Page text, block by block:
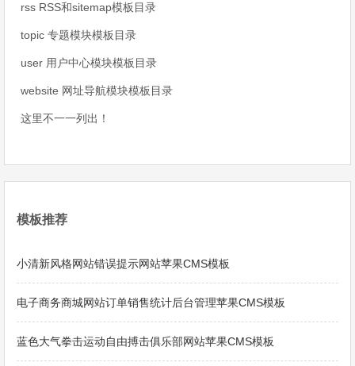
rss RSS和sitemap模板目录
topic 专题模块模板目录
user 用户中心模块模板目录
website 网址导航模块模板目录
这里不一一列出！
模板推荐
小清新风格网站错误提示网站苹果CMS模板
电子商务商城网站订单销售统计后台管理苹果CMS模板
蓝色大气拳击运动自由搏击俱乐部网站苹果CMS模板